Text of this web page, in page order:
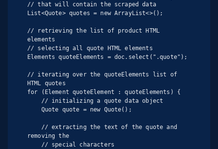
// that will contain the scraped data
List<Quote> quotes = new ArrayList<>();
// retrieving the list of product HTML
elements
// selecting all quote HTML elements
Elements quoteElements = doc.select(".quote");
// iterating over the quoteElements list of
HTML quotes
for (Element quoteElement : quoteElements) {
removing the